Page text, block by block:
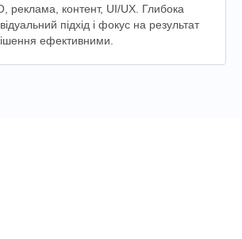
реклама, контент, UI/UX. Глибока
підхід і фокус на результат
ефективними.